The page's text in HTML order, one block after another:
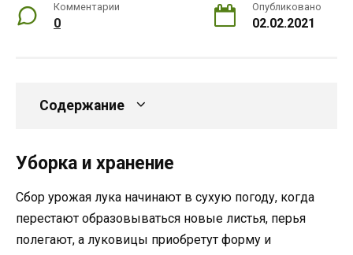
Комментарии
0
Опубликовано
02.02.2021
Содержание
Уборка и хранение
Сбор урожая лука начинают в сухую погоду, когда
перестают образовываться новые листья, перья
полегают, а луковицы приобретут форму и